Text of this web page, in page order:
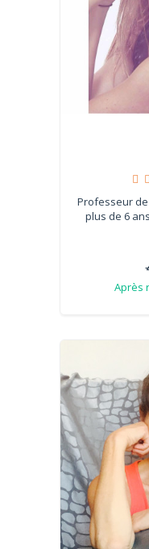
Professeur
plus de 6
Après